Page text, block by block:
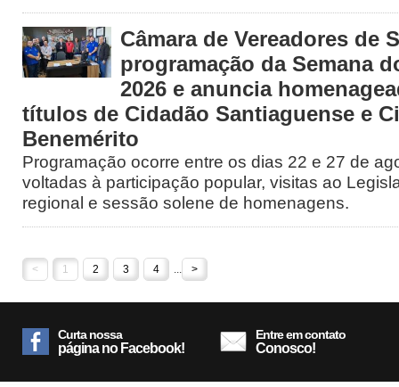
Câmara de Vereadores de
programação da Semana
2026 e anuncia
títulos de Cidadão Santiaguense e
Benemérito
Programação ocorre entre os dias 22 e 27 de
voltadas à participação popular, visitas ao
regional e sessão solene de homenagens.
< 1 2 3 4 ... >
Curta nossa
página no Facebook!
Entre em contato
Conosco!